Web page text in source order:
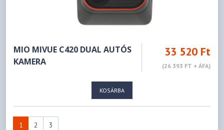
MIO MIVUE C420 DUAL AUTÓS
KAMERA
33 520 Ft
(26 393 FT + ÁFA)
KOSÁRBA
1 2 3